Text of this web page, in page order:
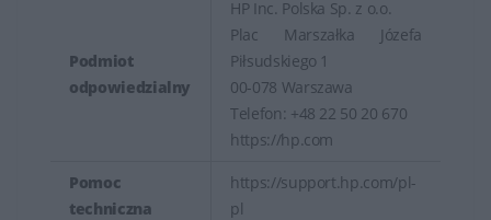
Podmiot
odpowiedzialny
HP Inc. Polska Sp. z o.o.
Plac Marszałka Józefa
Piłsudskiego 1
00-078 Warszawa
Telefon: +48 22 50 20 670
https://hp.com
Pomoc
techniczna
https://support.hp.com/pl-
pl